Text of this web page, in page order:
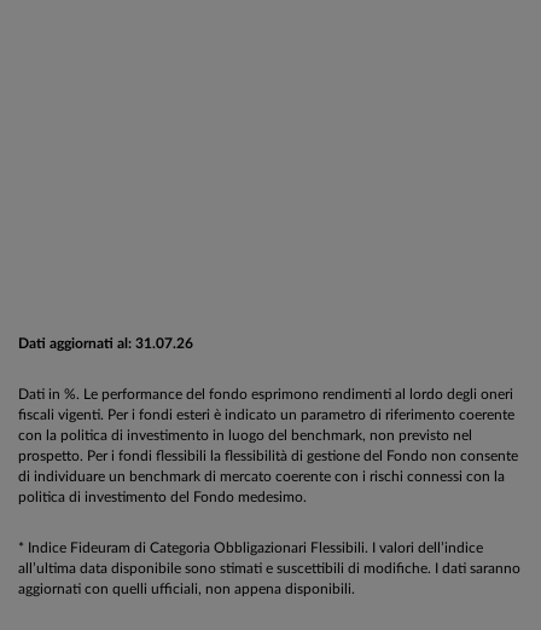
Dati aggiornati al: 31.07.26
Dati in %. Le performance del fondo esprimono rendimenti al lordo degli oneri
fiscali vigenti. Per i fondi esteri è indicato un parametro di riferimento coerente
con la politica di investimento in luogo del benchmark, non previsto nel
prospetto. Per i fondi flessibili la flessibilità di gestione del Fondo non consente
di individuare un benchmark di mercato coerente con i rischi connessi con la
politica di investimento del Fondo medesimo.
* Indice Fideuram di Categoria Obbligazionari Flessibili. I valori dell’indice
all’ultima data disponibile sono stimati e suscettibili di modifiche. I dati saranno
aggiornati con quelli ufficiali, non appena disponibili.